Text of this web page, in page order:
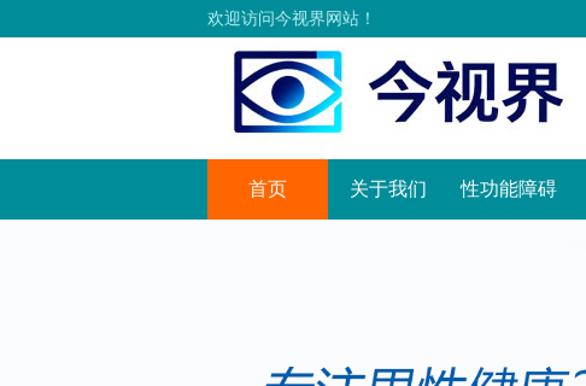
欢迎访问今视界网站！
首页 关于我们 性功能障碍